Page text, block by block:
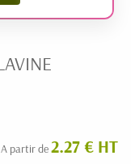
A partir de2.27 € HT